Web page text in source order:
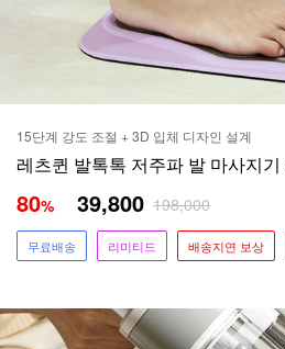
15단계 강도 조절 + 3D 입체 디자인 설계
레츠퀸 발톡톡 저주파 발 마사지기
80% 39,800 198,000
무료배송 리미티드 배송지연 보상